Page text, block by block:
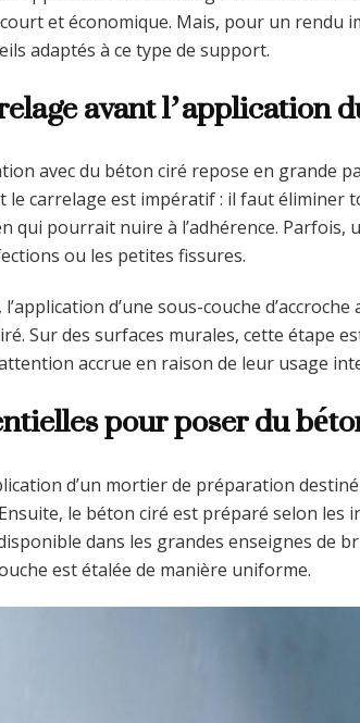
et économique. Mais, pour un rendu
adaptés à ce type de support.
avant l’application
avec du béton ciré repose en grande
carrelage est impératif : il faut éliminer
qui pourrait nuire à l’adhérence. Parfois,
ou les petites fissures.
d’une sous-couche
Sur des surfaces murales, cette étape
accrue en raison de leur usage
pour poser du
d’un mortier de préparation
le béton ciré est préparé selon
dans les grandes enseignes de
est étalée de manière uniforme.